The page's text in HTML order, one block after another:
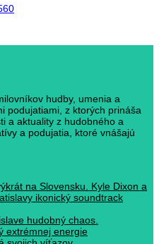
hudby, umenia a
podujatiami, z ktorých prináša
a aktuality z hudobného a
a podujatia, ktoré vnášajú
na Slovensku. Kyle Dixon a
ikonický soundtrack
hudobný chaos.
extrémnej energie